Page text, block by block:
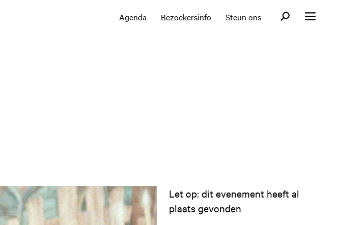
Agenda Bezoekersinfo Steun ons OpenOpen menu
Let op: dit evenement heeft al
plaats gevonden